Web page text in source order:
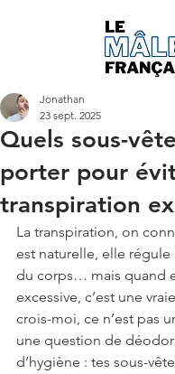
Quels sous-
porter pour
transpiration
Jonathan
23 sept. 2025
La transpiration, on
est naturelle, elle
du corps… mais quand
excessive, c’est une
crois-moi, ce n’est pas
une question de
d’hygiène : tes sous-